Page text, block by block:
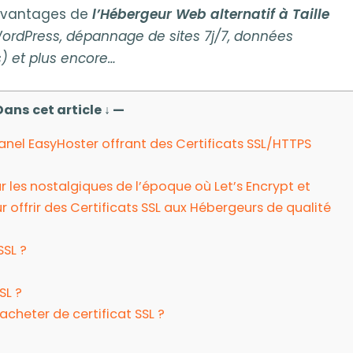
del’Hébergeur Web alternatif à Taille
dépannage de sites 7j/7, données
et plus encore…
cet article ↓ —
EasyHoster offrant des Certificats SSL/HTTPS
nostalgiques de l’époque où Let’s Encrypt et
offrir des Certificats SSL aux Hébergeurs de qualité
?
?
de certificat SSL ?